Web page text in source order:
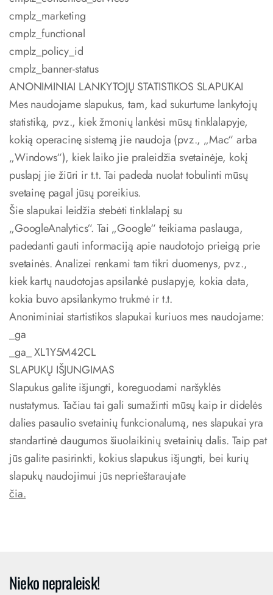
cmplz_marketing
cmplz_functional
cmplz_policy_id
cmplz_banner-status
ANONIMINIAI LANKYTOJŲ STATISTIKOS SLAPUKAI
Mes naudojame slapukus, tam, kad sukurtume lankytojų
statistiką, pvz., kiek žmonių lankėsi mūsų tinklalapyje,
kokią operacinę sistemą jie naudoja (pvz., „Mac“ arba
„Windows“), kiek laiko jie praleidžia svetainėje, kokį
puslapį jie žiūri ir t.t. Tai padeda nuolat tobulinti mūsų
svetainę pagal jūsų poreikius.
Šie slapukai leidžia stebėti tinklalapį su
„GoogleAnalytics“. Tai „Google“ teikiama paslauga,
padedanti gauti informaciją apie naudotojo prieigą prie
svetainės. Analizei renkami tam tikri duomenys, pvz.,
kiek kartų naudotojas apsilankė puslapyje, kokia data,
kokia buvo apsilankymo trukmė ir t.t.
Anoniminiai startistikos slapukai kuriuos mes naudojame:
_ga
_ga_ XL1Y5M42CL
SLAPUKŲ IŠJUNGIMAS
Slapukus galite išjungti, koreguodami naršyklės
nustatymus. Tačiau tai gali sumažinti mūsų kaip ir didelės
dalies pasaulio svetainių funkcionalumą, nes slapukai yra
standartinė daugumos šiuolaikinių svetainių dalis. Taip pat
jūs galite pasirinkti, kokius slapukus išjungti, bei kurių
slapukų naudojimui jūs neprieštaraujate
čia.
Nieko nepraleisk!